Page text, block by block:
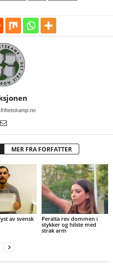
MER FRA FORFATTER
av svensk
Peralta rev dommen i
stykker og hilste med
strak arm